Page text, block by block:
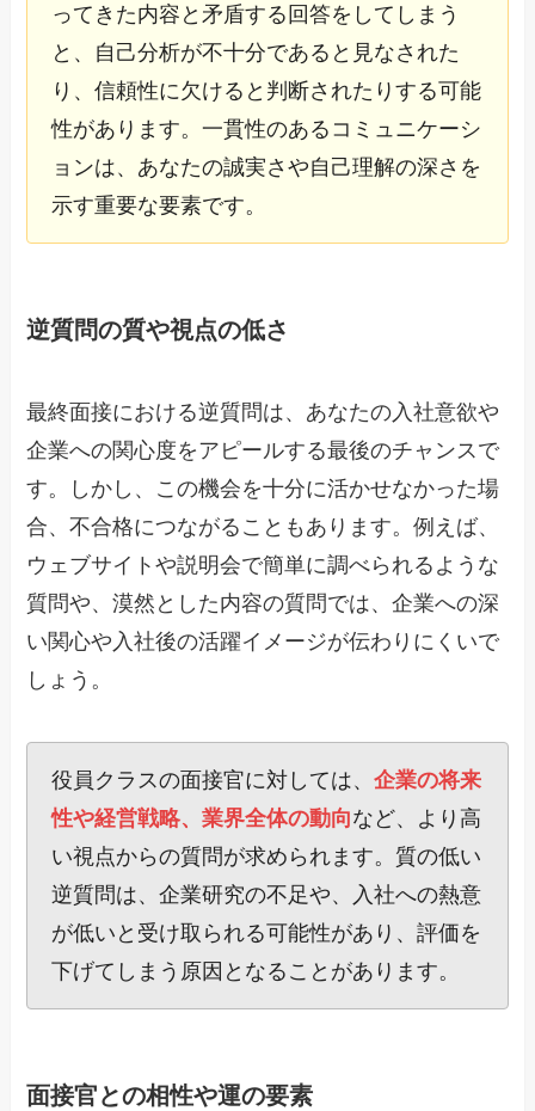
ってきた内容と矛盾する回答をしてしまう
と、自己分析が不十分であると見なされた
り、信頼性に欠けると判断されたりする可能
性があります。一貫性のあるコミュニケーシ
ョンは、あなたの誠実さや自己理解の深さを
示す重要な要素です。
逆質問の質や視点の低さ
最終面接における逆質問は、あなたの入社意欲や
企業への関心度をアピールする最後のチャンスで
す。しかし、この機会を十分に活かせなかった場
合、不合格につながることもあります。例えば、
ウェブサイトや説明会で簡単に調べられるような
質問や、漠然とした内容の質問では、企業への深
い関心や入社後の活躍イメージが伝わりにくいで
しょう。
役員クラスの面接官に対しては、企業の将来
性や経営戦略、業界全体の動向など、より高
い視点からの質問が求められます。質の低い
逆質問は、企業研究の不足や、入社への熱意
が低いと受け取られる可能性があり、評価を
下げてしまう原因となることがあります。
面接官との相性や運の要素